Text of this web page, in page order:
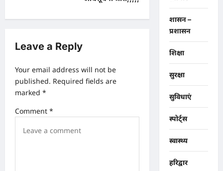
i
a
t
o
Leave a Reply
Your email address will not be
published. Required fields are
marked *
Comment *
शासन –
प्रशासन
शिक्षा
सुरक्षा
सुविधाएं
स्पोर्ट्स
स्वास्थ्य
हरिद्वार